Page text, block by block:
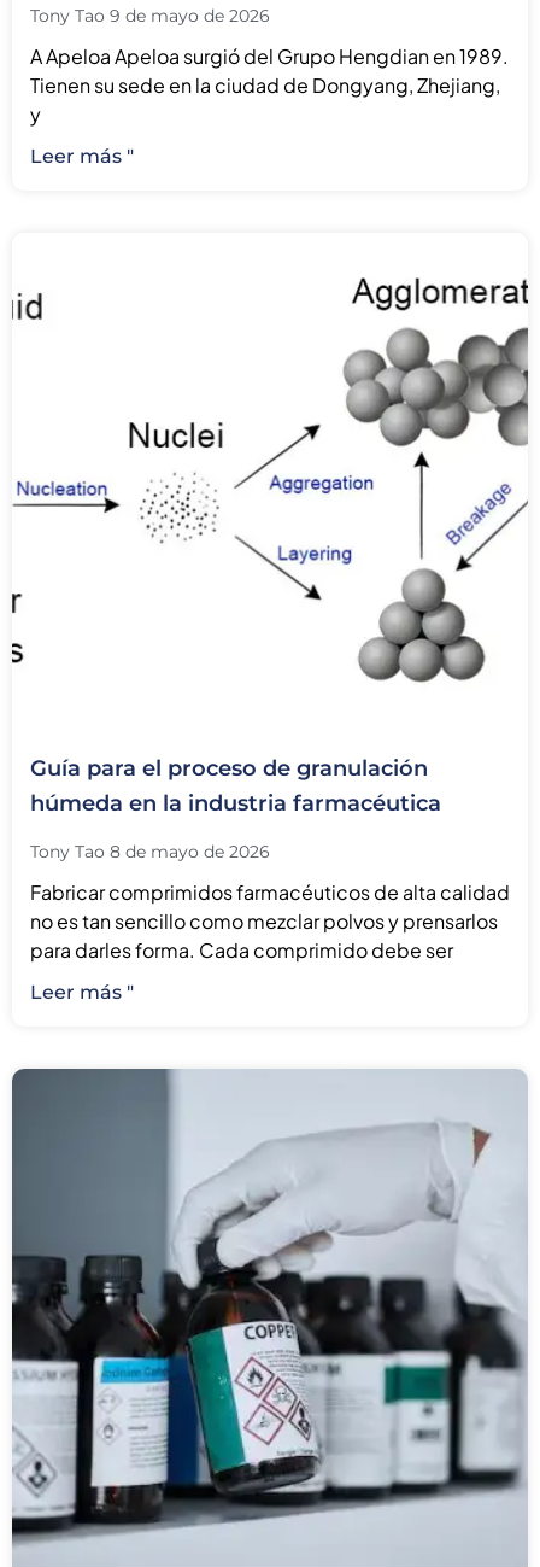
Tony Tao 9 de mayo de 2026
A Apeloa Apeloa surgió del Grupo Hengdian en 1989.
Tienen su sede en la ciudad de Dongyang, Zhejiang,
y
Leer más "
Guía para el proceso de granulación
húmeda en la industria farmacéutica
Tony Tao 8 de mayo de 2026
Fabricar comprimidos farmacéuticos de alta calidad
no es tan sencillo como mezclar polvos y prensarlos
para darles forma. Cada comprimido debe ser
Leer más "